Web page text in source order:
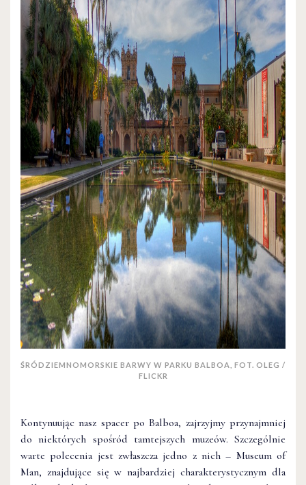
ŚRÓDZIEMNOMORSKIE BARWY W PARKU BALBOA, FOT. OLEG /
FLICKR
Kontynuując nasz spacer po Balboa, zajrzyjmy przynajmniej
do niektórych spośród tamtejszych muzeów. Szczególnie
warte polecenia jest zwłaszcza jedno z nich – Museum of
Man, znajdujące się w najbardziej charakterystycznym dla